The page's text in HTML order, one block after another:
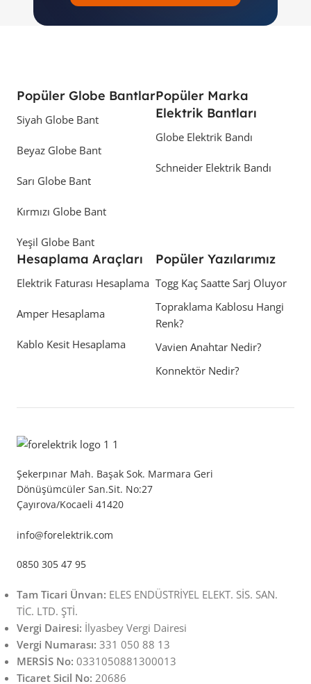
Popüler Globe Bantlar
Siyah Globe Bant
Beyaz Globe Bant
Sarı Globe Bant
Kırmızı Globe Bant
Yeşil Globe Bant
Popüler Marka
Elektrik Bantları
Globe Elektrik Bandı
Schneider Elektrik Bandı
Hesaplama Araçları
Elektrik Faturası Hesaplama
Amper Hesaplama
Kablo Kesit Hesaplama
Popüler Yazılarımız
Togg Kaç Saatte Sarj Oluyor
Topraklama Kablosu Hangi
Renk?
Vavien Anahtar Nedir?
Konnektör Nedir?
Şekerpınar Mah. Başak Sok. Marmara Geri
Dönüşümcüler San.Sit. No:27
Çayırova/Kocaeli 41420
info@forelektrik.com
0850 305 47 95
Tam Ticari Ünvan: ELES ENDÜSTRİYEL ELEKT. SİS. SAN.
TİC. LTD. ŞTİ.
Vergi Dairesi: İlyasbey Vergi Dairesi
Vergi Numarası: 331 050 88 13
MERSİS No: 0331050881300013
Ticaret Sicil No: 20686